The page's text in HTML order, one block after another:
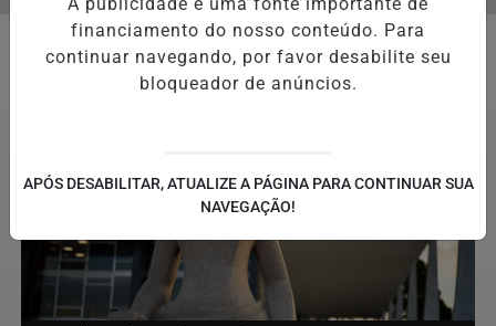
EM ALTA
Justiça
financiamento do nosso conteúdo. Para
continuar navegando, por favor desabilite seu
bloqueador de anúncios.
APÓS DESABILITAR, ATUALIZE A PÁGINA PARA CONTINUAR SUA
NAVEGAÇÃO!